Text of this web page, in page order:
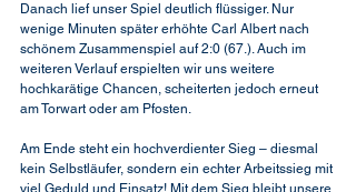
Danach lief unser Spiel deutlich flüssiger. Nur
wenige Minuten später erhöhte Carl Albert nach
schönem Zusammenspiel auf 2:0 (67.). Auch im
weiteren Verlauf erspielten wir uns weitere
hochkarätige Chancen, scheiterten jedoch erneut
am Torwart oder am Pfosten.
Am Ende steht ein hochverdienter Sieg – diesmal
kein Selbstläufer, sondern ein echter Arbeitssieg mit
viel Geduld und Einsatz! Mit dem Sieg bleibt unsere